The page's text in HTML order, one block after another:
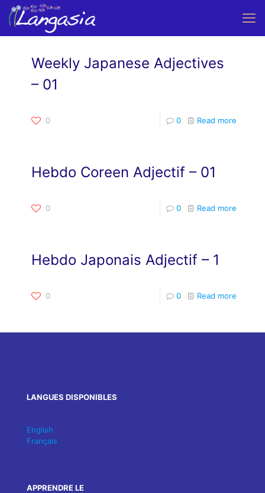
Weekly Japanese Adjectives
– 01
0 0 Read more
Hebdo Coreen Adjectif – 01
0 0 Read more
Hebdo Japonais Adjectif – 1
0 0 Read more
LANGUES DISPONIBLES
English
Français
APPRENDRE LE